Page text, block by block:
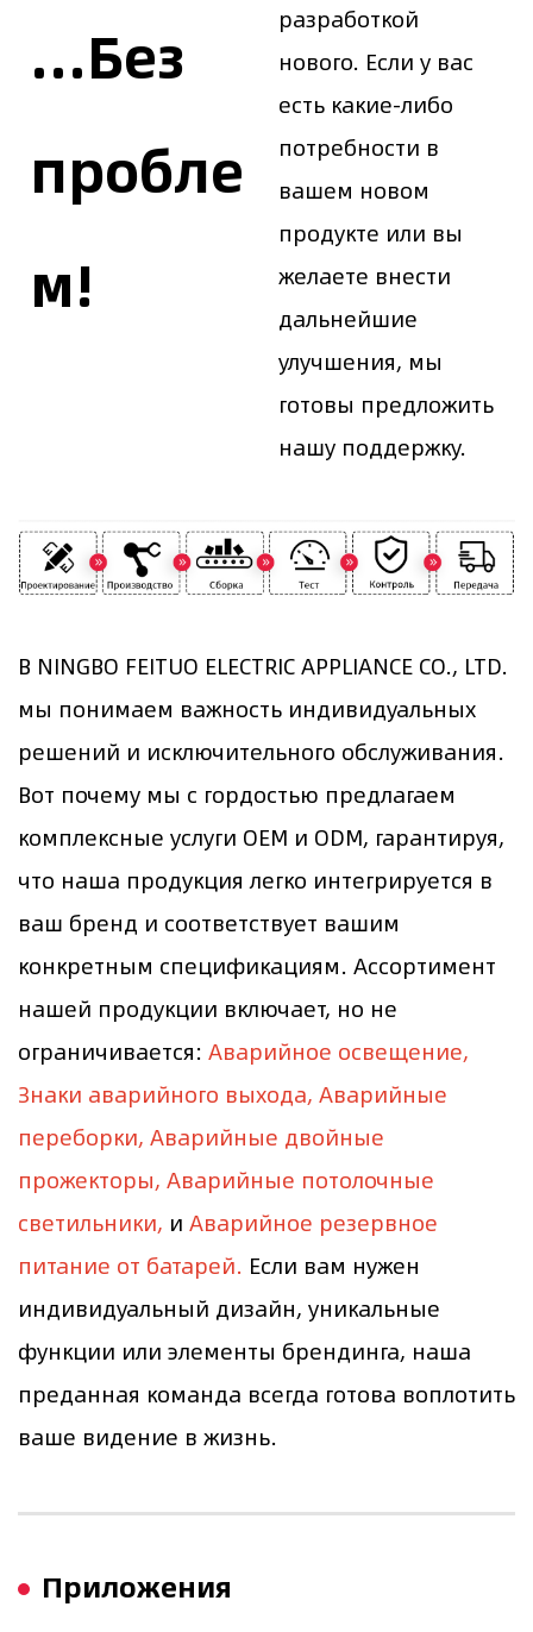
...Без
пробле
м!
разработкой
нового. Если у вас
есть какие-либо
потребности в
вашем новом
продукте или вы
желаете внести
дальнейшие
улучшения, мы
готовы предложить
нашу поддержку.
В NINGBO FEITUO ELECTRIC APPLIANCE CO., LTD.
мы понимаем важность индивидуальных
решений и исключительного обслуживания.
Вот почему мы с гордостью предлагаем
комплексные услуги OEM и ODM, гарантируя,
что наша продукция легко интегрируется в
ваш бренд и соответствует вашим
конкретным спецификациям. Ассортимент
нашей продукции включает, но не
ограничивается: Аварийное освещение,
Знаки аварийного выхода, Аварийные
переборки, Аварийные двойные
прожекторы, Аварийные потолочные
светильники, и Аварийное резервное
питание от батарей. Если вам нужен
индивидуальный дизайн, уникальные
функции или элементы брендинга, наша
преданная команда всегда готова воплотить
ваше видение в жизнь.
Приложения